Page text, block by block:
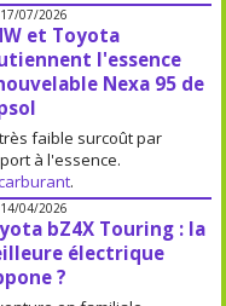
07/2026
et Toyota
l'essence
Nexa 95 de
faible surcoût par
à l'essence.
.
04/2026
bZ4X Touring : la
électrique
?